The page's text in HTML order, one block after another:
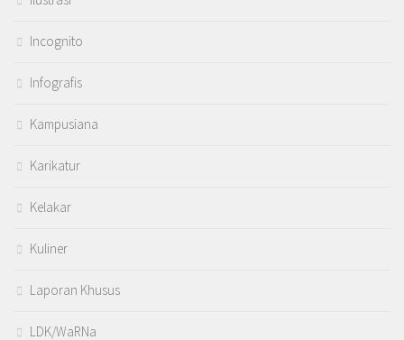
Incognito
Infografis
Kampusiana
Karikatur
Kelakar
Kuliner
Laporan Khusus
LDK/WaRNa